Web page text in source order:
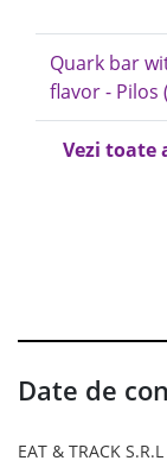
Quark bar
flavor - Pilos
Vezi toate
Date de
EAT & TRACK S.R.L